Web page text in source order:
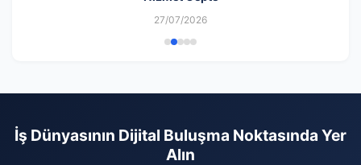
27/07/2026
İş Dünyasının Dijital Buluşma Noktasında Yer
Alın